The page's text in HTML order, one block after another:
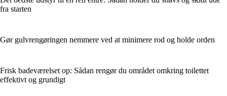
fra starten
Gør gulvrengøringen nemmere ved at minimere rod og holde orden
Frisk badeværelset op: Sådan rengør du området omkring toilettet
effektivt og grundigt